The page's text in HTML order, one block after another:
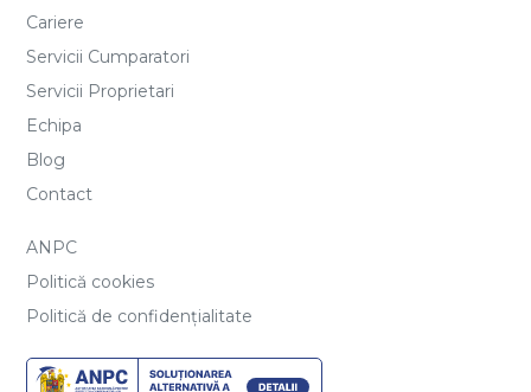
Cariere
Servicii Cumparatori
Servicii Proprietari
Echipa
Blog
Contact
ANPC
Politică cookies
Politică de confidențialitate